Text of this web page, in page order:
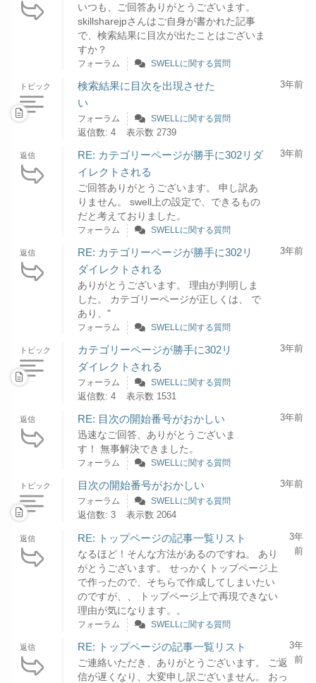
いつも、ご回答ありがとうございます。
skillsharejpさんはご自身が書かれた記事
で、検索結果に目次が出たことはございま
すか？
フォーラム SWELLに関する質問
トピック
検索結果に目次を出現させた
い
3年前
フォーラム SWELLに関する質問
返信数: 4 表示数 2739
返信
RE: カテゴリーページが勝手に302リダ
イレクトされる
ご回答ありがとうございます。 申し訳あ
りません。 swell上の設定で、できるもの
だと考えておりました。
3年前
フォーラム SWELLに関する質問
返信
RE: カテゴリーページが勝手に302リ
ダイレクトされる
ありがとうございます。 理由が判明しま
した。 カテゴリーページが正しくは、 で
あり、"
3年前
フォーラム SWELLに関する質問
トピック
カテゴリーページが勝手に302リ
ダイレクトされる
3年前
フォーラム SWELLに関する質問
返信数: 4 表示数 1531
返信 RE: 目次の開始番号がおかしい
迅速なご回答、ありがとうございま
す！ 無事解決できました。
3年前
フォーラム SWELLに関する質問
トピック 目次の開始番号がおかしい 3年前
フォーラム SWELLに関する質問
返信数: 3 表示数 2064
返信 RE: トップページの記事一覧リスト
なるほど！そんな方法があるのですね。 あり
がとうございます。 せっかくトップページ上
で作ったので、そちらで作成してしまいたい
のですが、、 トップページ上で再現できない
理由が気になります。。
3年
前
フォーラム SWELLに関する質問
返信 RE: トップページの記事一覧リスト
ご連絡いただき、ありがとうございます。 ご返
信が遅くなり、大変申し訳ございません。 おっ
3年
前